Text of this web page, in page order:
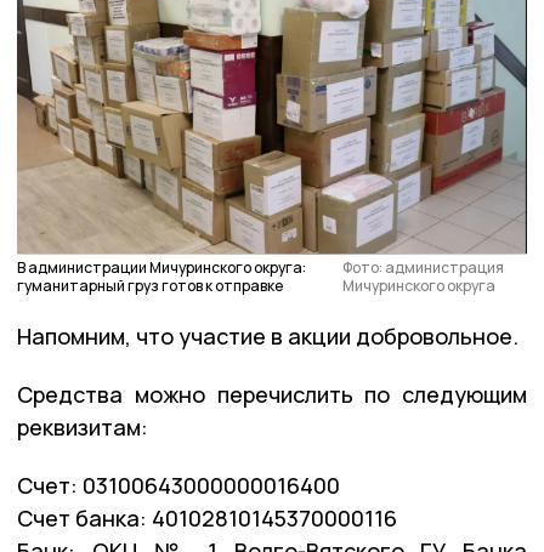
В администрации Мичуринского округа:
гуманитарный груз готов к отправке
Фото: администрация
Мичуринского округа
Напомним, что участие в акции добровольное.
Средства можно перечислить по следующим
реквизитам:
Счет: 03100643000000016400
Счет банка: 40102810145370000116